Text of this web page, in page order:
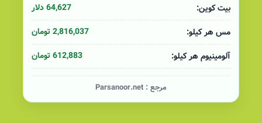
بیت کوین:
64,627 دلار
مس هر کیلو:
2,816,037 تومان
آلومینیوم هر کیلو:
612,883 تومان
مرجع : Parsanoor.net